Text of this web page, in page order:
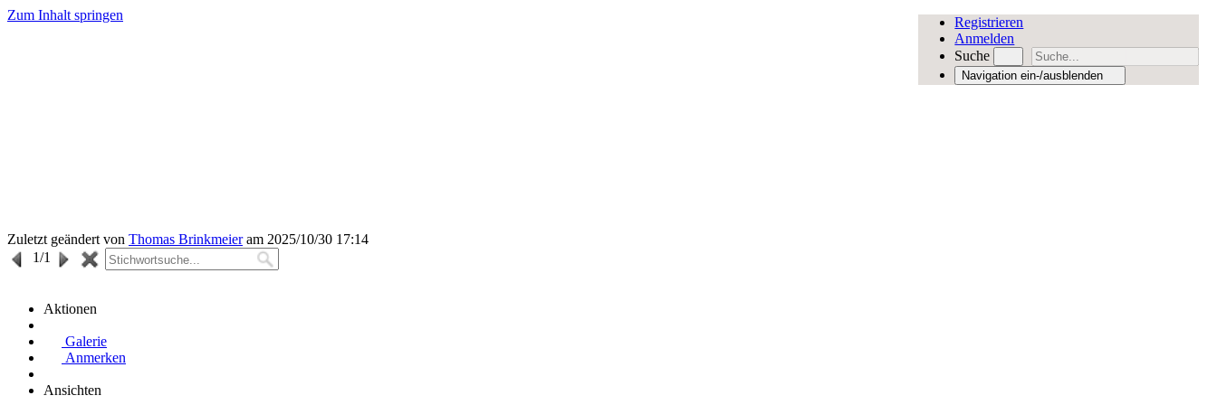
Zum Inhalt springen
Registrieren
Anmelden
Suche
Navigation ein-/ausblenden
Zuletzt geändert von Thomas Brinkmeieram 2025/10/30 17:14
1/1
Aktionen
Galerie
Anmerken
Ansichten